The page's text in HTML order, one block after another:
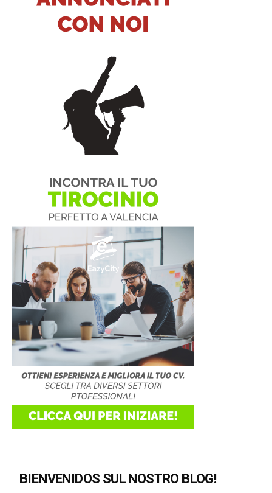
BIENVENIDOS SUL NOSTRO BLOG!